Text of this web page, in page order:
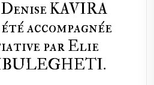
KAVIRA
accompagnée
par Elie